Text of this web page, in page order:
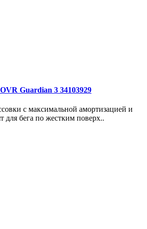
Guardian 3 34103929
с максимальной амортизацией и
для бега по жестким поверх..